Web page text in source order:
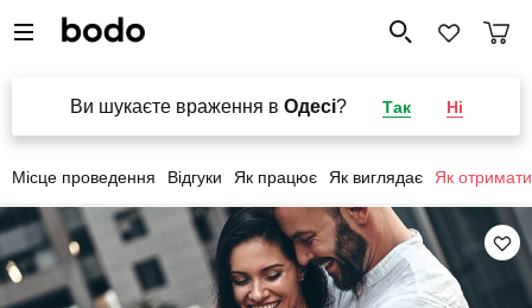
Ви шукаєте враження в Одесі? Так Ні
Місце проведення Відгуки Як працює Як виглядає Як отримати